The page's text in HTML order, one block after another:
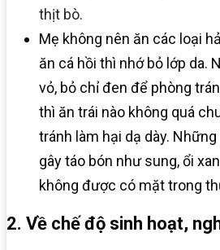
thịt bò.
Mẹ không nên ăn các loại
ăn cá hồi thì nhớ bỏ lớp da.
vỏ, bỏ chỉ đen để phòng
thì ăn trái nào không quá
tránh làm hại dạ dày.
gây táo bón như sung, ổi
không được có mặt trong
2. Về chế độ sinh hoạt,